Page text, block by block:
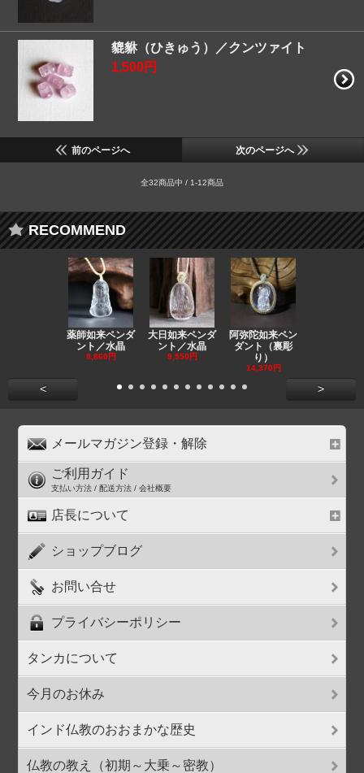
貔貅（ひきゅう）／クンツァイト
1,500円
前のページへ 次のページへ
全32商品中 / 1-12商品
RECOMMEND
薬師如来ペンダ
ント／水晶
8,860円
大日如来ペンダ
ント／水晶
9,550円
阿弥陀如来ペン
ダント（裏彫
り）
14,370円
< >
メールマガジン登録・解除
ご利用ガイド
支払い方法 / 配送方法 / 会社概要
店長について
ショップブログ
お問い合せ
プライバシーポリシー
タンカについて
今月のお休み
インド仏教のおおまかな歴史
仏教の教え（初期～大乗～密教）